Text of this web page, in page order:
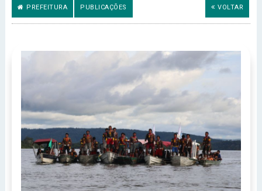
PREFEITURA PUBLICAÇÕES VOLTAR